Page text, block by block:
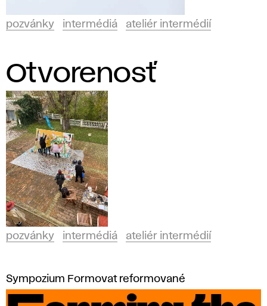
pozvánky intermédiá ateliér intermédií
Otvorenosť
pozvánky intermédiá ateliér intermédií
Sympozium Formovat reformované